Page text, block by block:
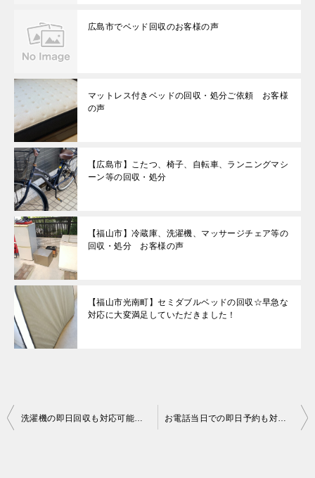
広島市でベッド回収のお客様の声
マットレス付きベッドの回収・処分ご依頼 お客様
の声
【広島市】こたつ、椅子、自転車、ランニングマシ
ーン等の回収・処分
【福山市】冷蔵庫、洗濯機、マッサージチェア等の
回収・処分 お客様の声
【福山市光南町】セミダブルベッドの回収☆早急な
対応に大変満足していただきました！
投
洗濯機の即日回収も対応可能！面倒な事前手続き不要で捨てられた、とご満足いただけました！ お電話当日での即日予約も対応可能！剪定した後の木の枝も、切り落とした長さに関係なく回収してもらえたので楽だった、とお喜び頂けました！